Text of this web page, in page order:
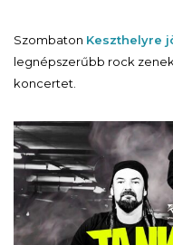
Szombaton Keszthelyre
legnépszerűbb rock
koncertet.